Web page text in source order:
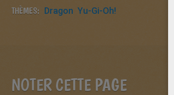
THÈMES: Dragon Yu-Gi-Oh!
NOTER CETTE PAGE